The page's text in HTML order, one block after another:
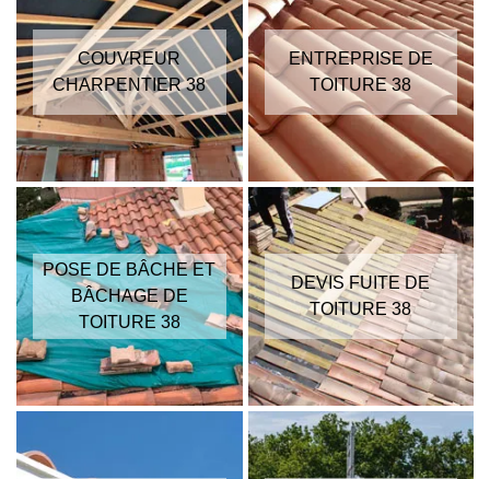
COUVREUR
CHARPENTIER 38
ENTREPRISE DE
TOITURE 38
POSE DE BÂCHE ET
BÂCHAGE DE
TOITURE 38
DEVIS FUITE DE
TOITURE 38